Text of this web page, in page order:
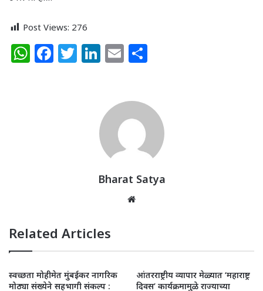
Post Views: 276
W F T Li
e
dI
n
E
l e
Bharat Satya
Related Articles
स्वच्छता मोहीमेत मुंबईकर नागरिक
मोठ्या संख्येने सहभागी संकल्प :
आंतरराष्ट्रीय व्यापार मेळ्यात ‘महाराष्ट्र
दिवस’ कार्यक्रमामुळे राज्याच्या